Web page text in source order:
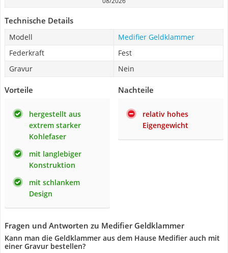
Technische Details
Modell
Medifier Geldklammer
Federkraft
Fest
Gravur
Nein
Vorteile
hergestellt aus
extrem starker
Kohlefaser
mit langlebiger
Konstruktion
mit schlankem
Design
Nachteile
relativ hohes
Eigengewicht
Fragen und Antworten zu Medifier Geldklammer
Kann man die Geldklammer aus dem Hause Medifier auch mit
einer Gravur bestellen?